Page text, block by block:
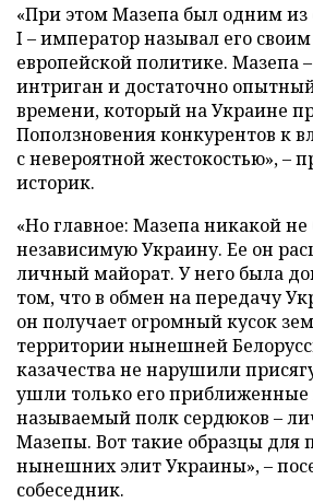
«При этом Мазепа был одним из
I – император называл его
европейской политике. Мазепа
интриган и достаточно
времени, который на Украине
Поползновения конкурентов к
с невероятной жестокостью», –
историк.
«Но главное: Мазепа никакой не
независимую Украину. Ее он
личный майорат. У него была
том, что в обмен на передачу
он получает огромный кусок
территории нынешней
казачества не нарушили
ушли только его приближенные
называемый полк сердюков –
Мазепы. Вот такие образцы для
нынешних элит Украины», –
собеседник.